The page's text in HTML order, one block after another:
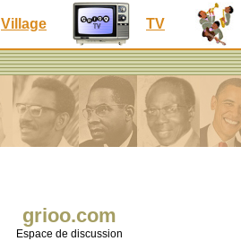
Village TV
grioo.com
Espace de discussion